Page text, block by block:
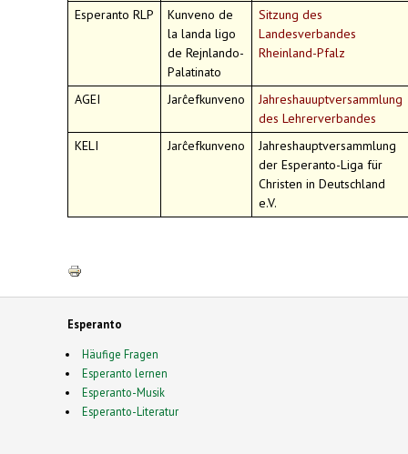
Esperanto RLP
Kunveno de
la landa ligo
de Rejnlando-
Palatinato
Sitzung des
Landesverbandes
Rheinland-Pfalz
AGEI Jarĉefkunveno
Jahreshauuptversammlung
des Lehrerverbandes
KELI
Jarĉefkunveno
Jahreshauptversammlung
der Esperanto-Liga für
Christen in Deutschland
e.V.
Esperanto
Häufige Fragen
Esperanto lernen
Esperanto-Musik
Esperanto-Literatur